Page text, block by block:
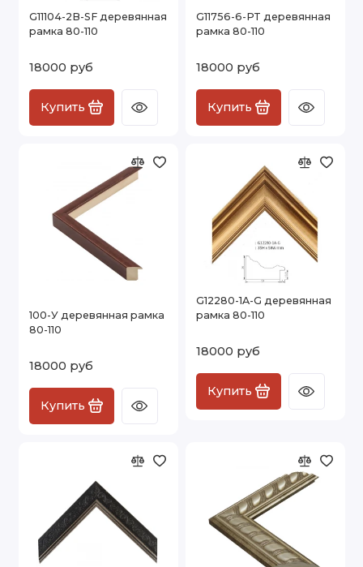
G11104-2B-SF деревянная
рамка 80-110
18000 руб
Купить
G11756-6-PT деревянная
рамка 80-110
18000 руб
Купить
100-У деревянная рамка
80-110
18000 руб
Купить
G12280-1A-G деревянная
рамка 80-110
18000 руб
Купить